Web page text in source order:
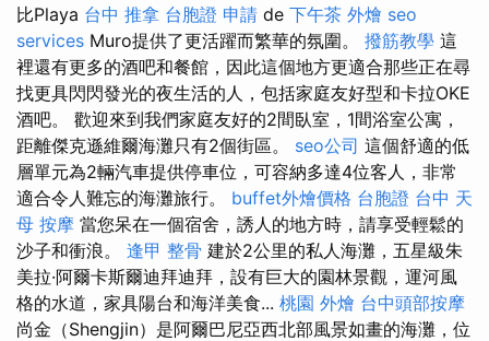
比Playa 台中 推拿 台胞證 申請 de 下午茶 外燴 seo
services Muro提供了更活躍而繁華的氛圍。 撥筋教學 這
裡還有更多的酒吧和餐館，因此這個地方更適合那些正在尋
找更具閃閃發光的夜生活的人，包括家庭友好型和卡拉OKE
酒吧。 歡迎來到我們家庭友好的2間臥室，1間浴室公寓，
距離傑克遜維爾海灘只有2個街區。 seo公司 這個舒適的低
層單元為2輛汽車提供停車位，可容納多達4位客人，非常
適合令人難忘的海灘旅行。 buffet外燴價格 台胞證 台中 天
母 按摩 當您呆在一個宿舍，誘人的地方時，請享受輕鬆的
沙子和衝浪。 逢甲 整骨 建於2公里的私人海灘，五星級朱
美拉·阿爾卡斯爾迪拜迪拜，設有巨大的園林景觀，運河風
格的水道，家具陽台和海洋美食... 桃園 外燴 台中頭部按摩
尚金（Shengjin）是阿爾巴尼亞西北部風景如畫的海灘，位